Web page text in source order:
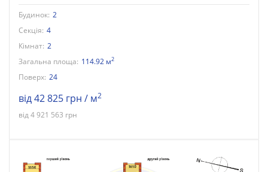
Будинок: 2
Секція: 4
Кімнат: 2
Загальна площа: 114.92 м2
Поверх: 24
від 42 825 грн / м2
від 4 921 563 грн